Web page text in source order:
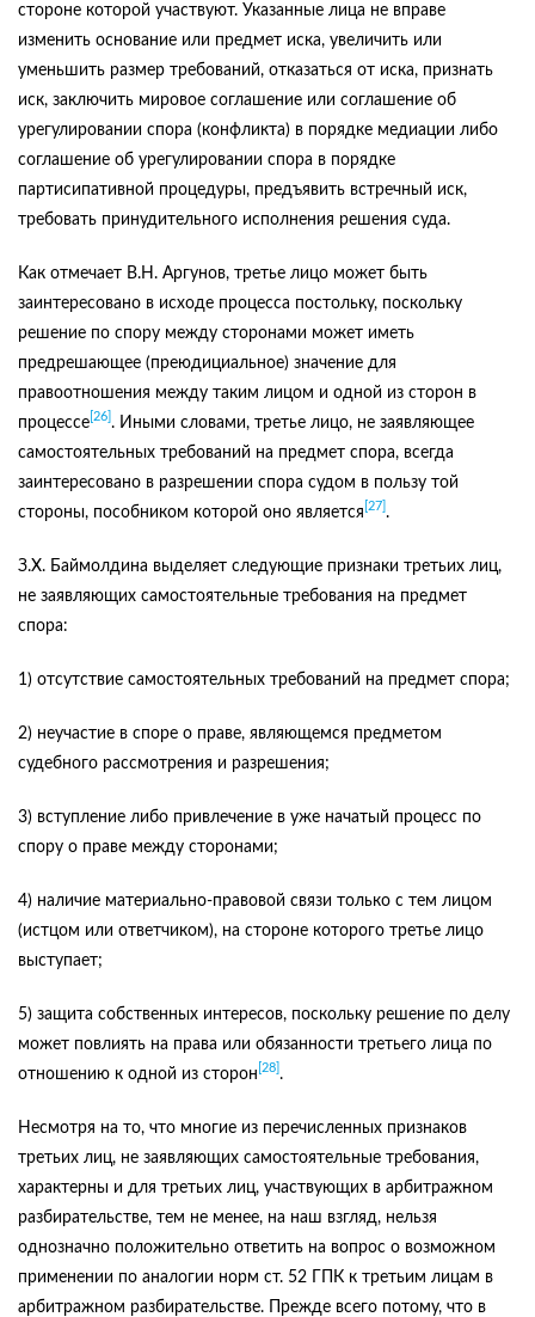
стороне которой участвуют. Указанные лица не вправе
изменить основание или предмет иска, увеличить или
уменьшить размер требований, отказаться от иска, признать
иск, заключить мировое соглашение или соглашение об
урегулировании спора (конфликта) в порядке медиации либо
соглашение об урегулировании спора в порядке
партисипативной процедуры, предъявить встречный иск,
требовать принудительного исполнения решения суда.
Как отмечает В.Н. Аргунов, третье лицо может быть
заинтересовано в исходе процесса постольку, поскольку
решение по спору между сторонами может иметь
предрешающее (преюдициальное) значение для
правоотношения между таким лицом и одной из сторон в
процессе [26] . Иными словами, третье лицо, не заявляющее
самостоятельных требований на предмет спора, всегда
заинтересовано в разрешении спора судом в пользу той
стороны, пособником которой оно является [27] .
З.Х. Баймолдина выделяет следующие признаки третьих лиц,
не заявляющих самостоятельные требования на предмет
спора:
1) отсутствие самостоятельных требований на предмет спора;
2) неучастие в споре о праве, являющемся предметом
судебного рассмотрения и разрешения;
3) вступление либо привлечение в уже начатый процесс по
спору о праве между сторонами;
4) наличие материально-правовой связи только с тем лицом
(истцом или ответчиком), на стороне которого третье лицо
выступает;
5) защита собственных интересов, поскольку решение по делу
может повлиять на права или обязанности третьего лица по
отношению к одной из сторон [28] .
Несмотря на то, что многие из перечисленных признаков
третьих лиц, не заявляющих самостоятельные требования,
характерны и для третьих лиц, участвующих в арбитражном
разбирательстве, тем не менее, на наш взгляд, нельзя
однозначно положительно ответить на вопрос о возможном
применении по аналогии норм ст. 52 ГПК к третьим лицам в
арбитражном разбирательстве. Прежде всего потому, что в